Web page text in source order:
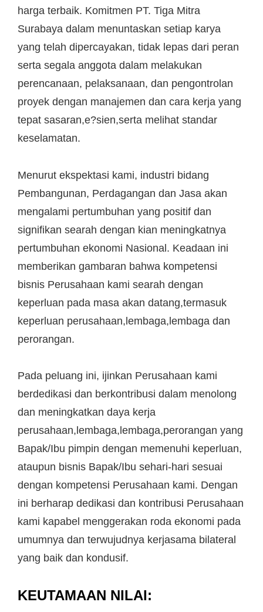
harga terbaik. Komitmen PT. Tiga Mitra
Surabaya dalam menuntaskan setiap karya
yang telah dipercayakan, tidak lepas dari peran
serta segala anggota dalam melakukan
perencanaan, pelaksanaan, dan pengontrolan
proyek dengan manajemen dan cara kerja yang
tepat sasaran,e?sien,serta melihat standar
keselamatan.
Menurut ekspektasi kami, industri bidang
Pembangunan, Perdagangan dan Jasa akan
mengalami pertumbuhan yang positif dan
signifikan searah dengan kian meningkatnya
pertumbuhan ekonomi Nasional. Keadaan ini
memberikan gambaran bahwa kompetensi
bisnis Perusahaan kami searah dengan
keperluan pada masa akan datang,termasuk
keperluan perusahaan,lembaga,lembaga dan
perorangan.
Pada peluang ini, ijinkan Perusahaan kami
berdedikasi dan berkontribusi dalam menolong
dan meningkatkan daya kerja
perusahaan,lembaga,lembaga,perorangan yang
Bapak/Ibu pimpin dengan memenuhi keperluan,
ataupun bisnis Bapak/Ibu sehari-hari sesuai
dengan kompetensi Perusahaan kami. Dengan
ini berharap dedikasi dan kontribusi Perusahaan
kami kapabel menggerakan roda ekonomi pada
umumnya dan terwujudnya kerjasama bilateral
yang baik dan kondusif.
KEUTAMAAN NILAI: